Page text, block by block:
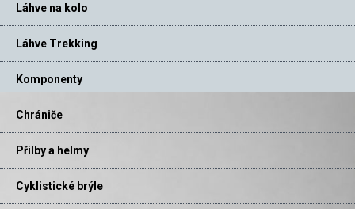
Láhve na kolo
Láhve Trekking
Komponenty
Chrániče
Přilby a helmy
Cyklistické brýle